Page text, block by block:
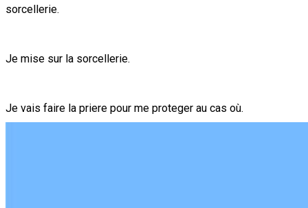
sorcellerie.
Je mise sur la sorcellerie.
Je vais faire la priere pour me proteger au cas où.